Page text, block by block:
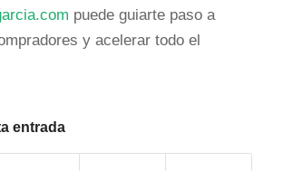
puede guiarte paso a
y acelerar todo el
entrada